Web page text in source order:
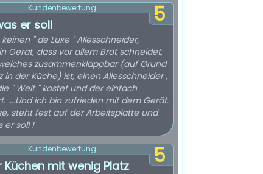
5
Kundenbewertung:
er soll
" de Luxe " Allesschneider,
Gerät, dass vor allem Brot schneidet,
zusammenklappbar (auf Grund
in der Küche) ist, einen Allesschneider ,
" Welt " kostet und der einfach
....Und ich bin zufrieden mit dem Gerät.
steht fest auf der Arbeitsplatte und
er soll !
5
Kundenbewertung:
Küchen mit wenig Platz